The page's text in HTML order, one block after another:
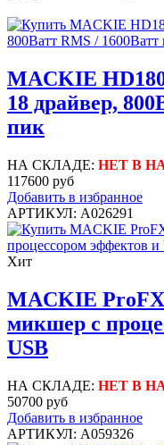
MACKIE
18 драйвер,
пик
НА СКЛАДЕ: НЕТ В
117600 руб
Добавить в избранное
АРТИКУЛ: A026291
Хит
MACKIE
микшер с
USB
НА СКЛАДЕ: НЕТ В
50700 руб
Добавить в избранное
АРТИКУЛ: A059326